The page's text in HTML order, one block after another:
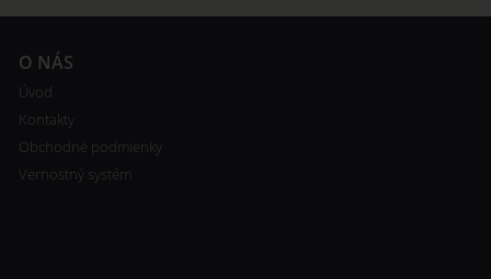
O NÁS
Úvod
Kontakty
Obchodné podmienky
Vernostný systém